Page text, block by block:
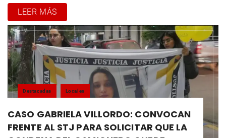
LEER MÁS
Destacadas Locales
CASO GABRIELA VILLORDO: CONVOCAN
FRENTE AL STJ PARA SOLICITAR QUE LA